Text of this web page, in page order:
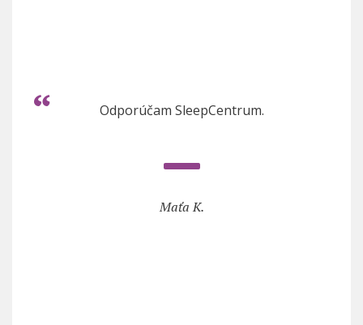
Odporúčam SleepCentrum.
Maťa K.